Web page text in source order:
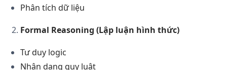
Phân tích dữ liệu
Formal Reasoning (Lập luận hình thức)
Tư duy logic
Nhận dạng quy luật